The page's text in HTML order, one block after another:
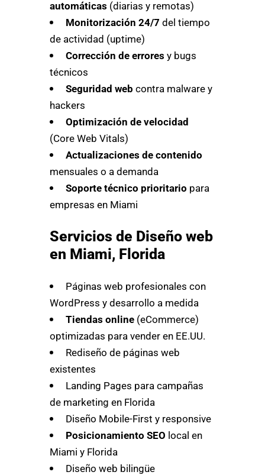
automáticas (diarias y remotas)
Monitorización 24/7 del tiempo
de actividad (uptime)
Corrección de errores y bugs
técnicos
Seguridad web contra malware y
hackers
Optimización de velocidad
(Core Web Vitals)
Actualizaciones de contenido
mensuales o a demanda
Soporte técnico prioritario para
empresas en Miami
Servicios de Diseño web
en Miami, Florida
Páginas web profesionales con
WordPress y desarrollo a medida
Tiendas online (eCommerce)
optimizadas para vender en EE.UU.
Rediseño de páginas web
existentes
Landing Pages para campañas
de marketing en Florida
Diseño Mobile-First y responsive
Posicionamiento SEO local en
Miami y Florida
Diseño web bilingüe